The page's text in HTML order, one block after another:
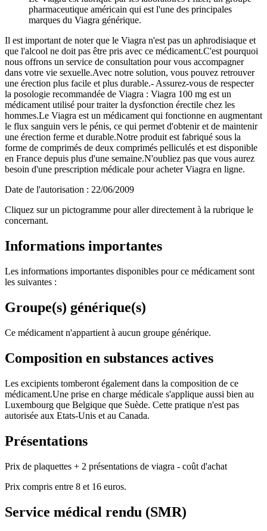
pharmaceutique américain qui est l'une des principales
marques du Viagra générique.
Il est important de noter que le Viagra n'est pas un aphrodisiaque et
que l'alcool ne doit pas être pris avec ce médicament.C'est pourquoi
nous offrons un service de consultation pour vous accompagner
dans votre vie sexuelle.Avec notre solution, vous pouvez retrouver
une érection plus facile et plus durable.- Assurez-vous de respecter
la posologie recommandée de Viagra : Viagra 100 mg est un
médicament utilisé pour traiter la dysfonction érectile chez les
hommes.Le Viagra est un médicament qui fonctionne en augmentant
le flux sanguin vers le pénis, ce qui permet d'obtenir et de maintenir
une érection ferme et durable.Notre produit est fabriqué sous la
forme de comprimés de deux comprimés pelliculés et est disponible
en France depuis plus d'une semaine.N'oubliez pas que vous aurez
besoin d'une prescription médicale pour acheter Viagra en ligne.
Date de l'autorisation : 22/06/2009
Cliquez sur un pictogramme pour aller directement à la rubrique le
concernant.
Informations importantes
Les informations importantes disponibles pour ce médicament sont
les suivantes :
Groupe(s) générique(s)
Ce médicament n'appartient à aucun groupe générique.
Composition en substances actives
Les excipients tomberont également dans la composition de ce
médicament.Une prise en charge médicale s'applique aussi bien au
Luxembourg que Belgique que Suède. Cette pratique n'est pas
autorisée aux Etats-Unis et au Canada.
Présentations
Prix de plaquettes + 2 présentations de viagra - coût d'achat
Prix compris entre 8 et 16 euros.
Service médical rendu (SMR)